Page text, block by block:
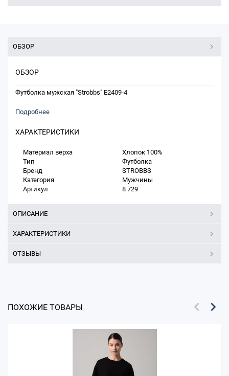
ОБЗОР
ОБЗОР
Футболка мужская "Strobbs" E2409-4
Подробнее
ХАРАКТЕРИСТИКИ
Материал верха
Хлопок 100%
Тип
Футболка
Бренд
STROBBS
Категория
Мужчины
Артикул
8 729
ОПИСАНИЕ
ХАРАКТЕРИСТИКИ
ОТЗЫВЫ
ПОХОЖИЕ ТОВАРЫ